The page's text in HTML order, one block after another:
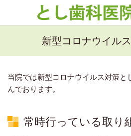
新型コロナウイル
当院では新型コロナウイルス対策と
んでおります。
常時行っている取り